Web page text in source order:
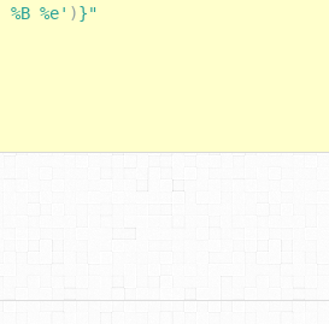
%B %e' )}"